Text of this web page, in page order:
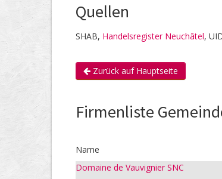
Quellen
SHAB, Handelsregister Neuchâtel,
Zurück auf Hauptseite
Firmenliste
Name
Domaine de Vauvignier SNC